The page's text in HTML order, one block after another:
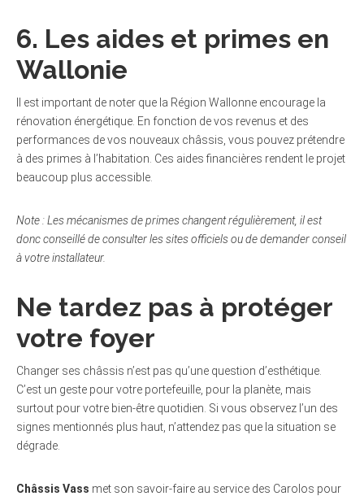
6. Les aides et primes en
Wallonie
Il est important de noter que la Région Wallonne encourage la
rénovation énergétique. En fonction de vos revenus et des
performances de vos nouveaux châssis, vous pouvez prétendre
à des primes à l’habitation. Ces aides financières rendent le projet
beaucoup plus accessible.
Note : Les mécanismes de primes changent régulièrement, il est
donc conseillé de consulter les sites officiels ou de demander conseil
à votre installateur.
Ne tardez pas à protéger
votre foyer
Changer ses châssis n’est pas qu’une question d’esthétique.
C’est un geste pour votre portefeuille, pour la planète, mais
surtout pour votre bien-être quotidien. Si vous observez l’un des
signes mentionnés plus haut, n’attendez pas que la situation se
dégrade.
Châssis Vass met son savoir-faire au service des Carolos pour